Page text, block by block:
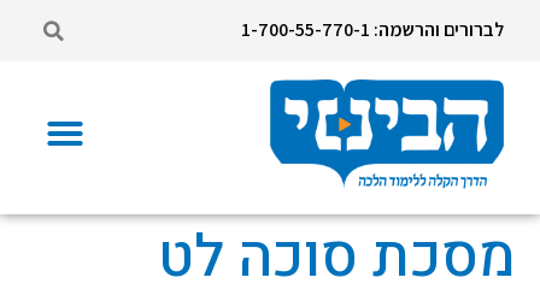
לברורים והרשמה: 1-700-55-770-1
מסכת סוכה לט